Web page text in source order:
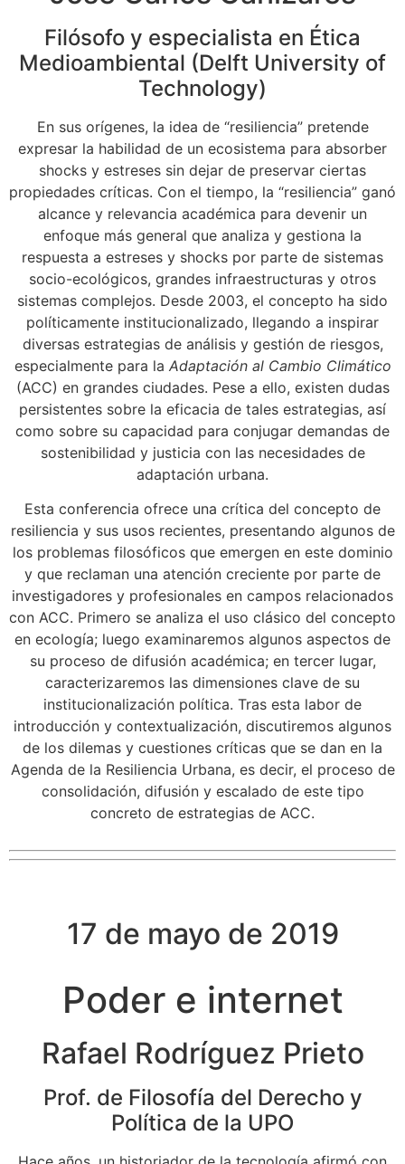
Filósofo y especialista en Ética
Medioambiental (Delft University of
Technology)
En sus orígenes, la idea de “resiliencia” pretende
expresar la habilidad de un ecosistema para absorber
shocks y estreses sin dejar de preservar ciertas
propiedades críticas. Con el tiempo, la “resiliencia” ganó
alcance y relevancia académica para devenir un
enfoque más general que analiza y gestiona la
respuesta a estreses y shocks por parte de sistemas
socio-ecológicos, grandes infraestructuras y otros
sistemas complejos. Desde 2003, el concepto ha sido
políticamente institucionalizado, llegando a inspirar
diversas estrategias de análisis y gestión de riesgos,
especialmente para la Adaptación al Cambio Climático
(ACC) en grandes ciudades. Pese a ello, existen dudas
persistentes sobre la eficacia de tales estrategias, así
como sobre su capacidad para conjugar demandas de
sostenibilidad y justicia con las necesidades de
adaptación urbana.
Esta conferencia ofrece una crítica del concepto de
resiliencia y sus usos recientes, presentando algunos de
los problemas filosóficos que emergen en este dominio
y que reclaman una atención creciente por parte de
investigadores y profesionales en campos relacionados
con ACC. Primero se analiza el uso clásico del concepto
en ecología; luego examinaremos algunos aspectos de
su proceso de difusión académica; en tercer lugar,
caracterizaremos las dimensiones clave de su
institucionalización política. Tras esta labor de
introducción y contextualización, discutiremos algunos
de los dilemas y cuestiones críticas que se dan en la
Agenda de la Resiliencia Urbana, es decir, el proceso de
consolidación, difusión y escalado de este tipo
concreto de estrategias de ACC.
17 de mayo de 2019
Poder e internet
Rafael Rodríguez Prieto
Prof. de Filosofía del Derecho y
Política de la UPO